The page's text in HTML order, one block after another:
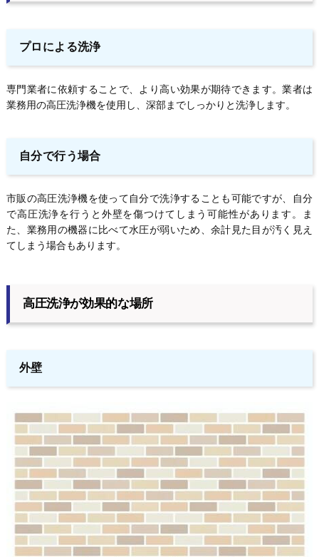
プロによる洗浄
専門業者に依頼することで、より高い効果が期待できます。業者は
業務用の高圧洗浄機を使用し、深部までしっかりと洗浄します。
自分で行う場合
市販の高圧洗浄機を使って自分で洗浄することも可能ですが、自分
で高圧洗浄を行うと外壁を傷つけてしまう可能性があります。ま
た、業務用の機器に比べて水圧が弱いため、余計見た目が汚く見え
てしまう場合もあります。
高圧洗浄が効果的な場所
外壁